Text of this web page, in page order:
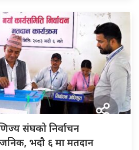
संघको निर्वाचन
भदौ ६ मा मतदान